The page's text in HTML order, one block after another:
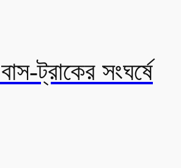
ট্রাকের সংঘর্ষে